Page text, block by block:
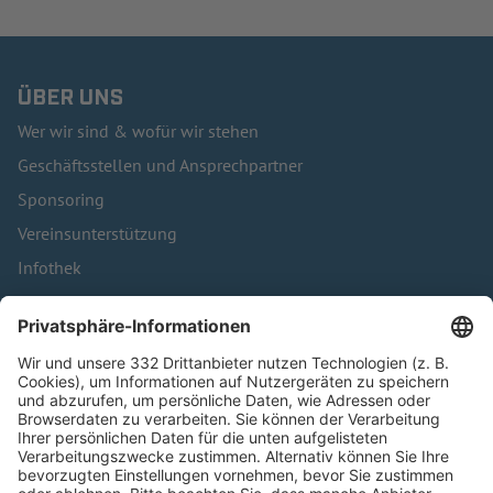
ÜBER UNS
Wer wir sind & wofür wir stehen
Geschäftsstellen und Ansprechpartner
Sponsoring
Vereinsunterstützung
Infothek
Kontakt
HÄUFIG BESUCHTE SEITEN
Pässe und Vereinswechsel
Trainerausbildung
Schulungsangebot Vereinsmitarbeiter